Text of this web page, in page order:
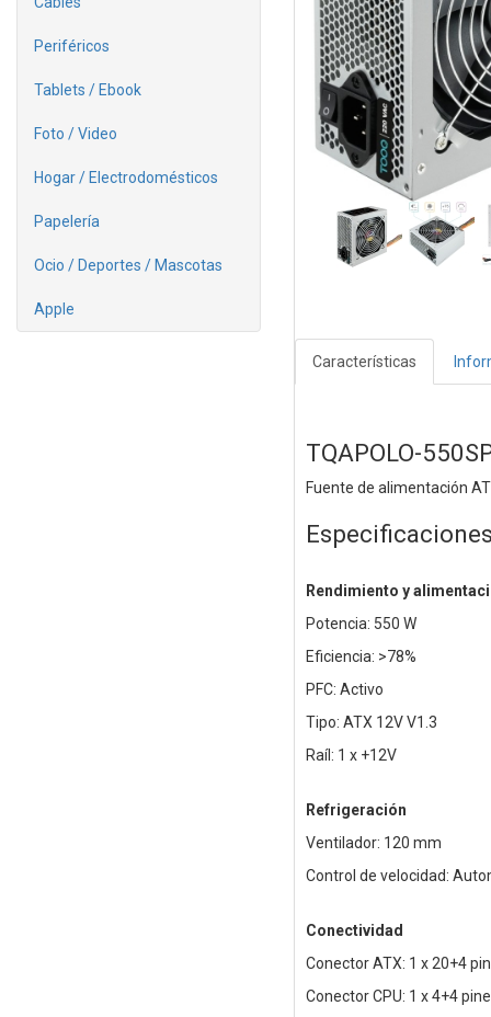
Periféricos
Tablets / Ebook
Foto / Video
Hogar / Electrodomésticos
Papelería
Ocio / Deportes / Mascotas
Apple
Características
TQAPOLO-
Fuente de alimentación
Rendimiento y
Potencia: 550 W
Eficiencia: >78%
PFC: Activo
Tipo: ATX 12V V1.3
Raíl: 1 x +12V
Refrigeración
Ventilador: 120 mm
Control de velocidad:
Conectividad
Conector ATX: 1 x 20+4
Conector CPU: 1 x 4+4